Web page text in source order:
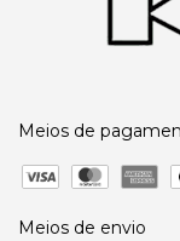
Meios de
Meios de envio